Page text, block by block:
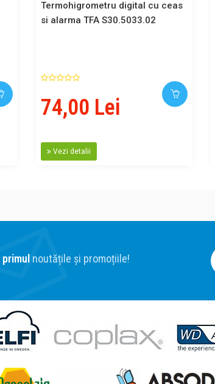
Termohigrometru digital cu ceas
si alarma TFA S30.5033.02
74,00 Lei
Vezi detalii
primul noutățile și promoțiile!